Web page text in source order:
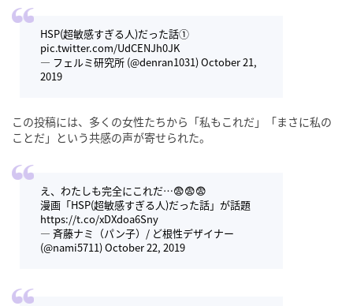
HSP(超敏感すぎる人)だった話①
pic.twitter.com/UdCENJh0JK
— フェルミ研究所 (@denran1031)October 21,
2019
この投稿には、多くの女性たちから「私もこれだ」「まさに私の
ことだ」という共感の声が寄せられた。
え、わたしも完全にこれだ…😨😨😨
漫画「HSP(超敏感すぎる人)だった話」が話題
https://t.co/xDXdoa6Sny
— 斉藤ナミ（パン子）/ ど根性デザイナー
(@nami5711)October 22, 2019